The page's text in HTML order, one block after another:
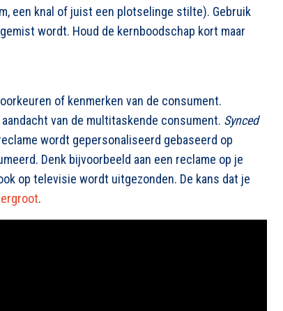
een knal of juist een plotselinge stilte). Gebruik
wordt. Houd de kernboodschap kort maar
of kenmerken van de consument.
van de multitaskende consument. Synced
wordt gepersonaliseerd gebaseerd op
Denk bijvoorbeeld aan een reclame op je
op televisie wordt uitgezonden. De kans dat je
.